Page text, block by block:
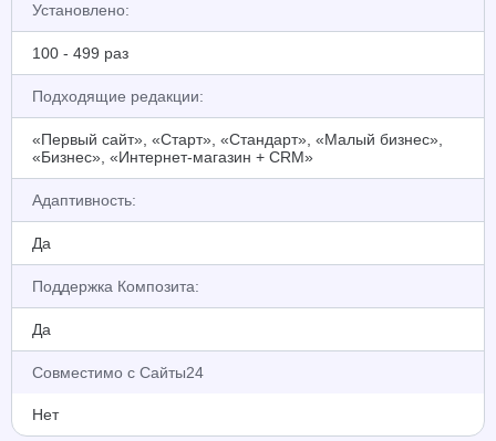
Установлено:
100 - 499 раз
Подходящие редакции:
«Первый сайт», «Старт», «Стандарт», «Малый бизнес»,
«Бизнес», «Интернет-магазин + CRM»
Адаптивность:
Да
Поддержка Композита:
Да
Совместимо с Сайты24
Нет